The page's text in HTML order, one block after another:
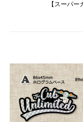
【スーパ